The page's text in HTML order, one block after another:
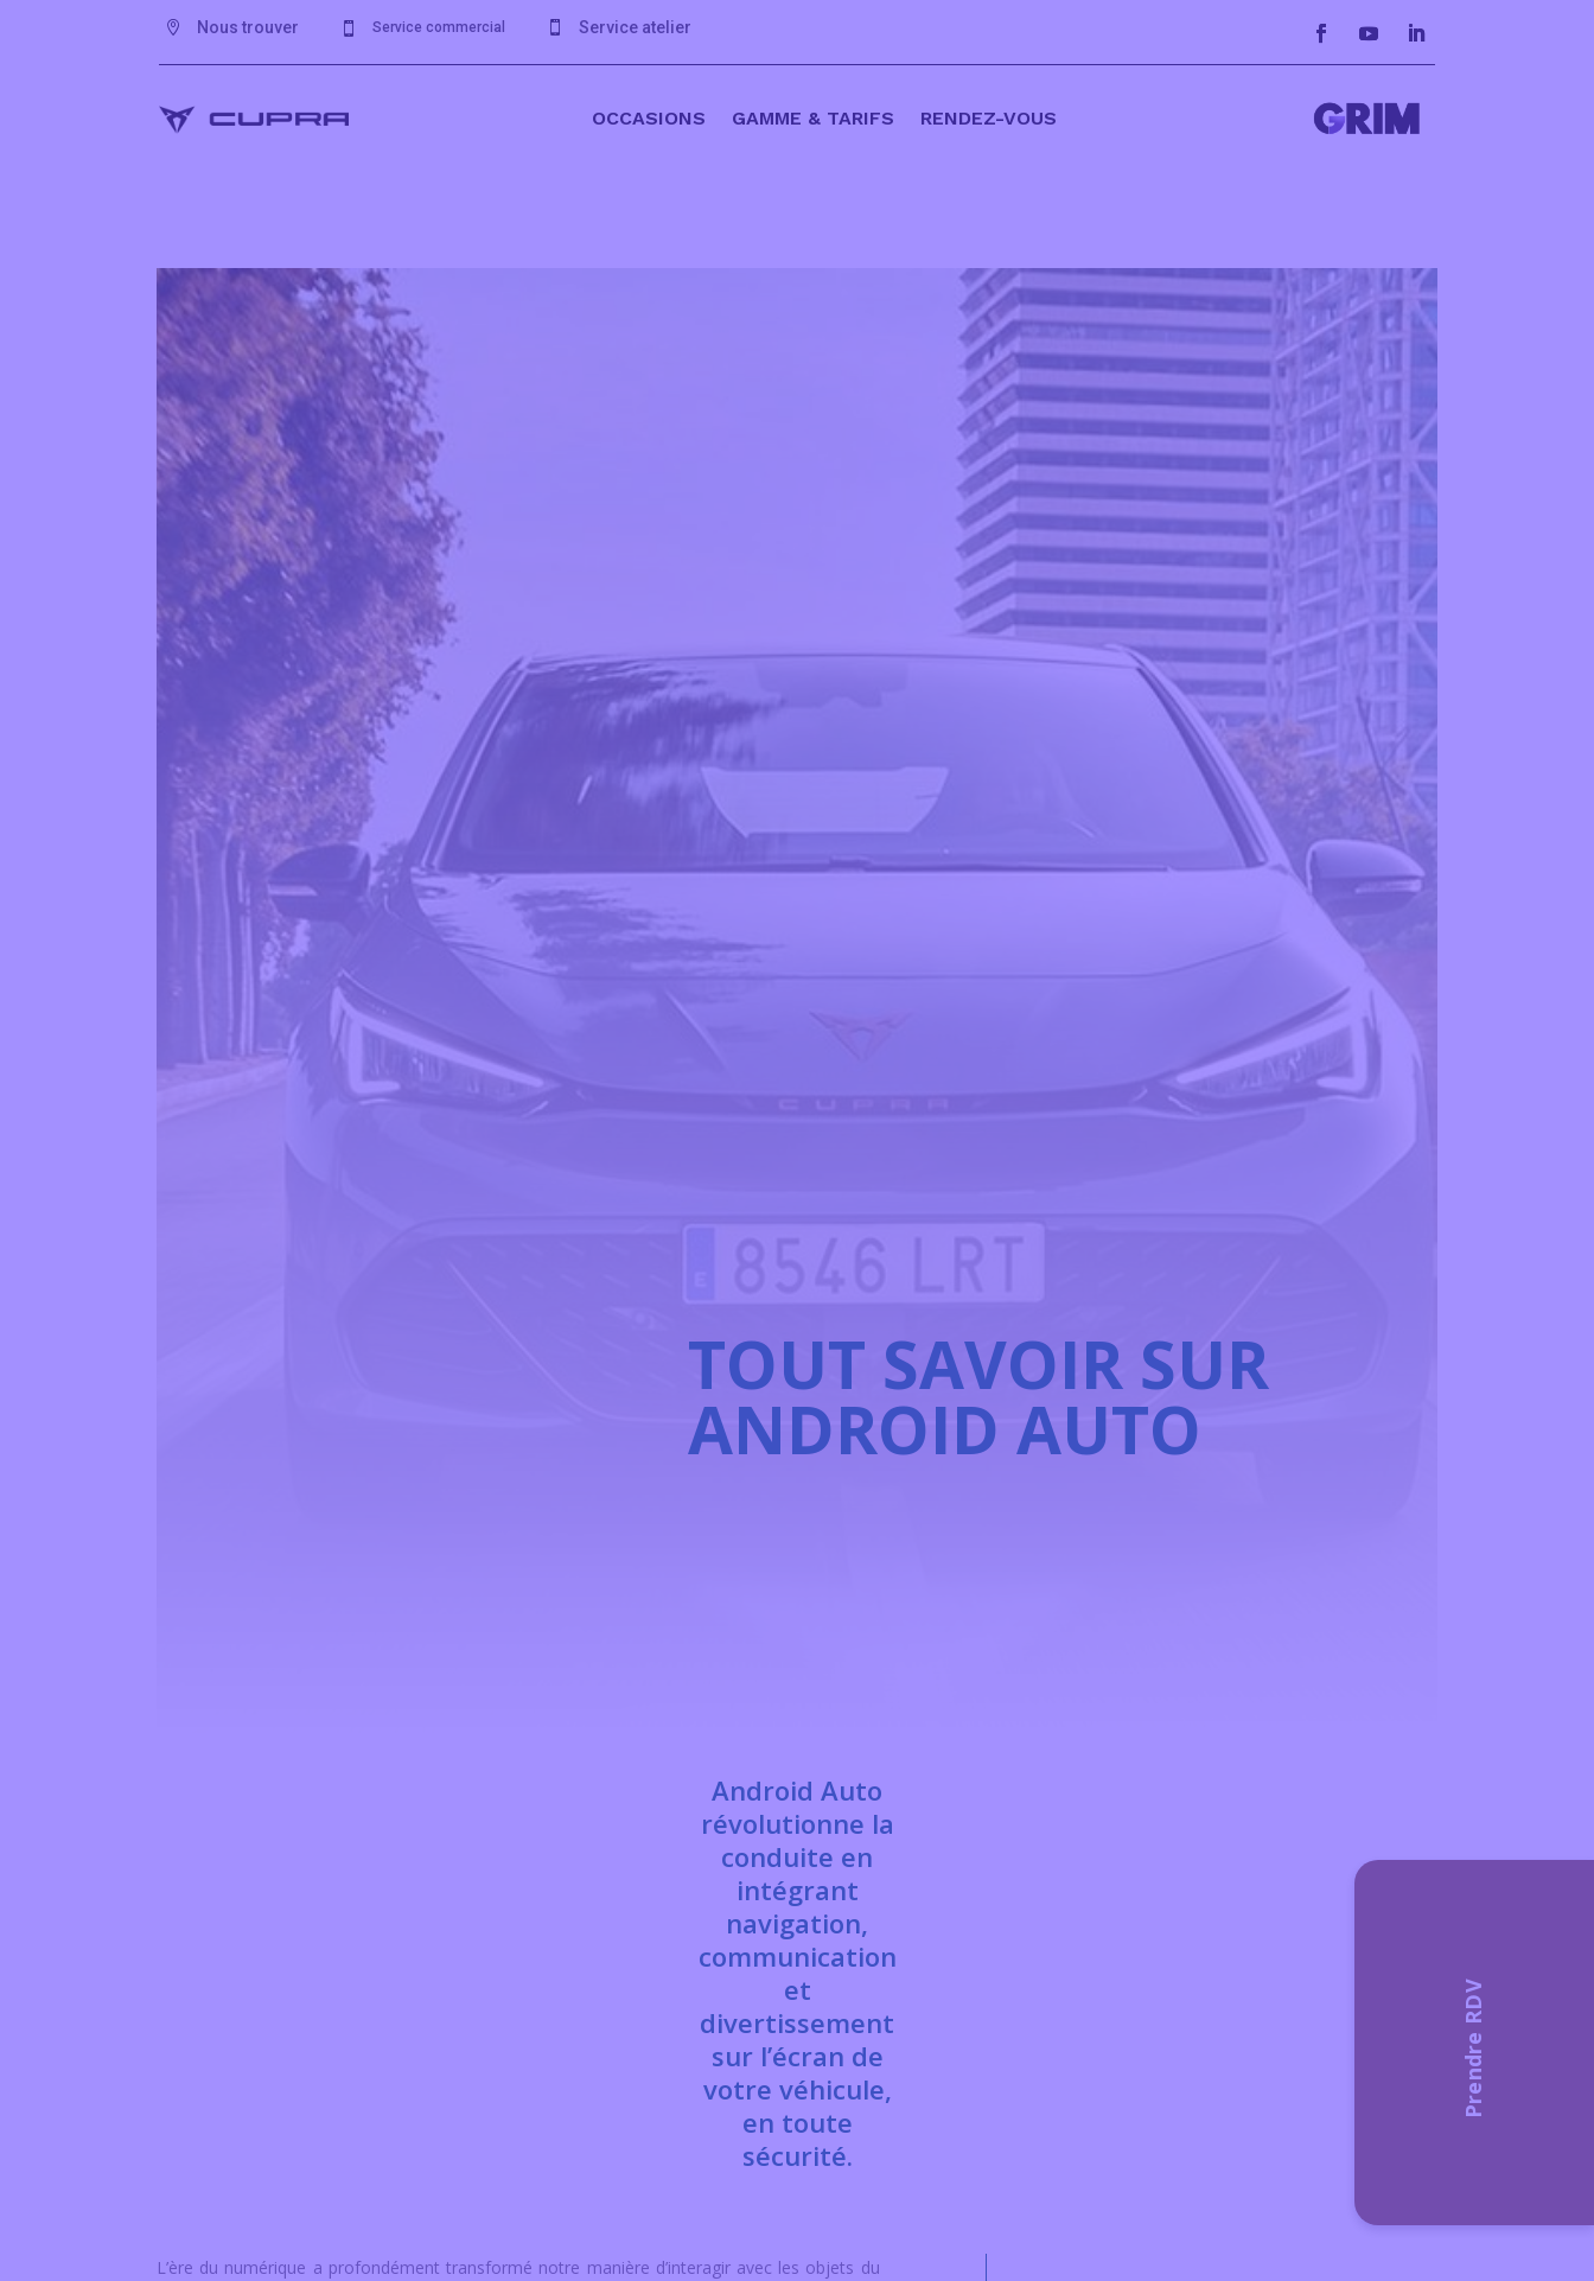
 Nous trouver  Service commercial  Service atelier
OCCASIONS GAMME & TARIFS RENDEZ-VOUS
TOUT SAVOIR SUR
ANDROID AUTO
Android Auto
révolutionne la
conduite en
intégrant
navigation,
communication
et
divertissement
sur l’écran de
votre véhicule,
en toute
sécurité.
L’ère du numérique a profondément transformé notre manière d’interagir avec les objets du